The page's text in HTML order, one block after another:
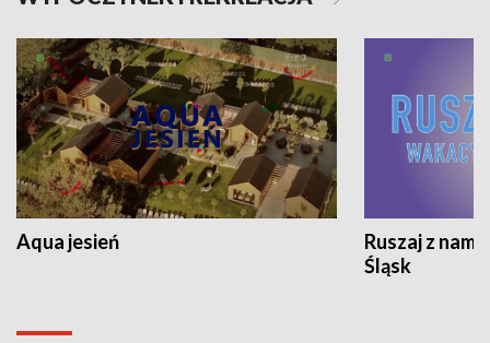
Aqua jesień
Ruszaj z
Śląsk